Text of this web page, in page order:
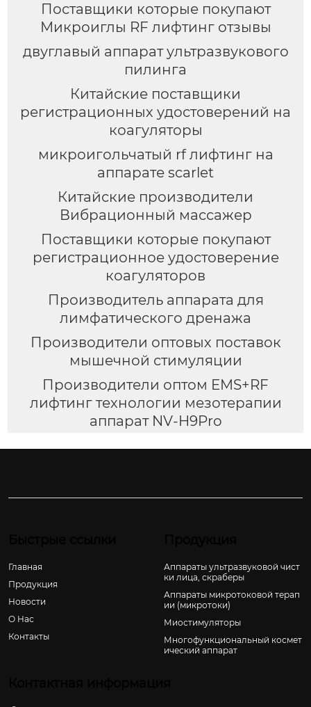
Поставщики которые покупают
Микроиглы RF лифтинг отзывы
двуглавый аппарат ультразвукового
пилинга
Китайские поставщики
регистрационных удостоверений на
коагуляторы
микроигольчатый rf лифтинг на
аппарате scarlet
Китайские производители
Вибрационный массажер
Поставщики которые покупают
регистрационное удостоверение
коагуляторов
Производитель аппарата для
лимфатического дренажа
Производители оптовых поставок
мышечной стимуляции
Производители оптом EMS+RF
лифтинг технологии мезотерапии
аппарат NV-H9Pro
Главная
Продукция
Новости
О Hас
Контакты
Аппараты ультразвуковой чист
ки лица, скраберы
Аппараты микротоковой терап
ии (микротоки)
Миостимуляторы
Многофункциональный космет
ический аппарат